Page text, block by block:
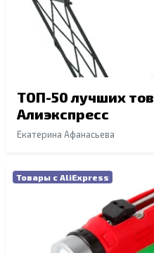
ТОП-50 лучших
Алиэкспресс
Екатерина Афанасьева
Товары с AliExpress